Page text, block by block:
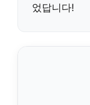
었답니다!